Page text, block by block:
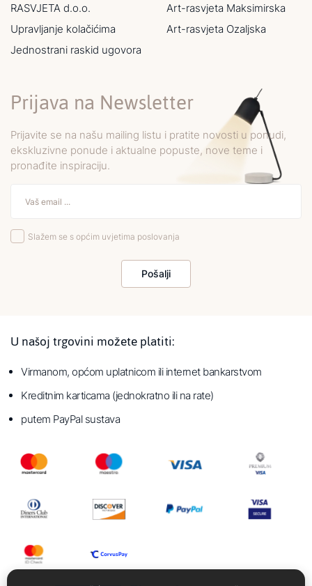
RASVJETA d.o.o.
Upravljanje kolačićima
Jednostrani raskid ugovora
Art-rasvjeta Maksimirska
Art-rasvjeta Ozaljska
Prijava na Newsletter
Prijavite se na našu mailing listu i pratite novosti u ponudi,
ekskluzivne ponude i aktualne popuste, nove teme i
pronađite inspiraciju.
Slažem se s općim uvjetima poslovanja
Pošalji
U našoj trgovini možete platiti:
Virmanom, općom uplatnicom ili internet bankarstvom
Kreditnim karticama (jednokratno ili na rate)
putem PayPal sustava